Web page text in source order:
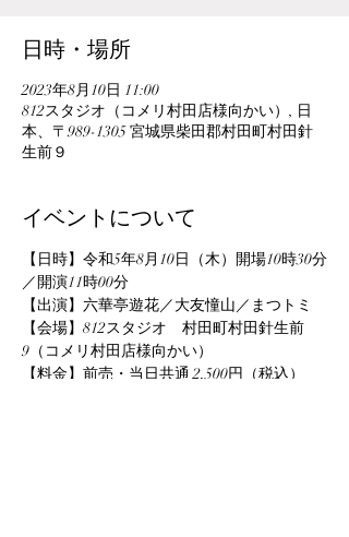
日時・場所
2023年8月10日 11:00
812スタジオ（コメリ村田店様向かい）, 日
本、〒989-1305 宮城県柴田郡村田町村田針
生前９
イベントについて
【日時】令和5年8月10日（木）開場10時30分
／開演11時00分
【出演】六華亭遊花／大友憧山／まつトミ
【会場】812スタジオ　村田町村田針生前
9（コメリ村田店様向かい）
【料金】前売・当日共通 2,500円（税込）